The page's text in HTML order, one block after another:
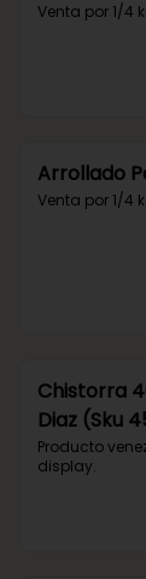
Venta por 1/4
Arrollado
Venta por 1/4
Chistorra
Diaz (Sku
Producto
display.